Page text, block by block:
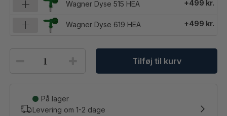
Wagner Dyse 515 HEA +499 kr.
Wagner Dyse 619 HEA +499 kr.
Tilføj til kurv
På lager
Levering om1-2 dage